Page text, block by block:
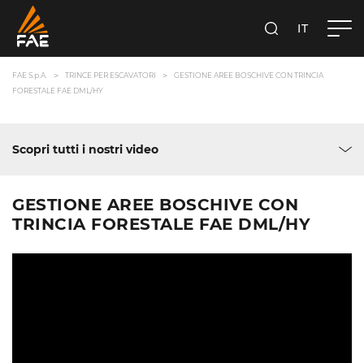
CERCAIT
FAE S.p.A. TRINCE PER ESCAVATORI
GESTIONE AREE BOSCHIVE CON TRINCIA
FORESTALE FAE DML/HY
Scopri tutti i nostri video
GESTIONE AREE BOSCHIVE CON
TRINCIA FORESTALE FAE DML/HY